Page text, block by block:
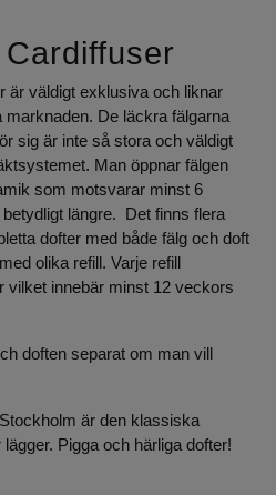
är väldigt exklusiva och liknar
marknaden. De läckra fälgarna
sig är inte så stora och väldigt
Man öppnar fälgen
som motsvarar minst 6
längre. Det finns flera
dofter med både fälg och doft
olika refill. Varje refill
vilket innebär minst 12 veckors
doften separat om man vill
är den klassiska
Pigga och härliga dofter!